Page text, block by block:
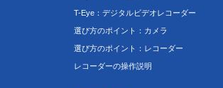
T-Eye：デジタルビデオレコーダー
選び方のポイント：カメラ
選び方のポイント：レコーダー
レコーダーの操作説明